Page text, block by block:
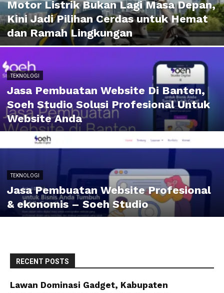
Motor Listrik Bukan Lagi Masa Depan,
Kini Jadi Pilihan Cerdas untuk Hemat
dan Ramah Lingkungan
TEKNOLOGI
Jasa Pembuatan Website Di Banten,
Soeh Studio Solusi Profesional Untuk
Website Anda
TEKNOLOGI
Jasa Pembuatan Website Profesional
& ekonomis – Soeh Studio
RECENT POSTS
Lawan Dominasi Gadget, Kabupaten